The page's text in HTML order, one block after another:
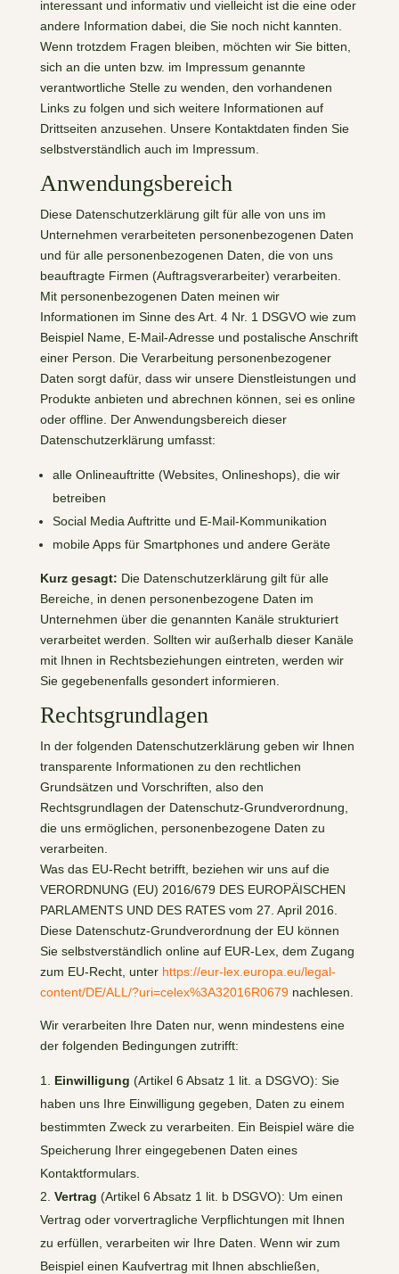
interessant und informativ und vielleicht ist die eine oder
andere Information dabei, die Sie noch nicht kannten.
Wenn trotzdem Fragen bleiben, möchten wir Sie bitten,
sich an die unten bzw. im Impressum genannte
verantwortliche Stelle zu wenden, den vorhandenen
Links zu folgen und sich weitere Informationen auf
Drittseiten anzusehen. Unsere Kontaktdaten finden Sie
selbstverständlich auch im Impressum.
Anwendungsbereich
Diese Datenschutzerklärung gilt für alle von uns im
Unternehmen verarbeiteten personenbezogenen Daten
und für alle personenbezogenen Daten, die von uns
beauftragte Firmen (Auftragsverarbeiter) verarbeiten.
Mit personenbezogenen Daten meinen wir
Informationen im Sinne des Art. 4 Nr. 1 DSGVO wie zum
Beispiel Name, E-Mail-Adresse und postalische Anschrift
einer Person. Die Verarbeitung personenbezogener
Daten sorgt dafür, dass wir unsere Dienstleistungen und
Produkte anbieten und abrechnen können, sei es online
oder offline. Der Anwendungsbereich dieser
Datenschutzerklärung umfasst:
alle Onlineauftritte (Websites, Onlineshops), die wir
betreiben
Social Media Auftritte und E-Mail-Kommunikation
mobile Apps für Smartphones und andere Geräte
Kurz gesagt: Die Datenschutzerklärung gilt für alle
Bereiche, in denen personenbezogene Daten im
Unternehmen über die genannten Kanäle strukturiert
verarbeitet werden. Sollten wir außerhalb dieser Kanäle
mit Ihnen in Rechtsbeziehungen eintreten, werden wir
Sie gegebenenfalls gesondert informieren.
Rechtsgrundlagen
In der folgenden Datenschutzerklärung geben wir Ihnen
transparente Informationen zu den rechtlichen
Grundsätzen und Vorschriften, also den
Rechtsgrundlagen der Datenschutz-Grundverordnung,
die uns ermöglichen, personenbezogene Daten zu
verarbeiten.
Was das EU-Recht betrifft, beziehen wir uns auf die
VERORDNUNG (EU) 2016/679 DES EUROPÄISCHEN
PARLAMENTS UND DES RATES vom 27. April 2016.
Diese Datenschutz-Grundverordnung der EU können
Sie selbstverständlich online auf EUR-Lex, dem Zugang
zum EU-Recht, unter https://eur-lex.europa.eu/legal-
content/DE/ALL/?uri=celex%3A32016R0679nachlesen.
Wir verarbeiten Ihre Daten nur, wenn mindestens eine
der folgenden Bedingungen zutrifft:
Einwilligung (Artikel 6 Absatz 1 lit. a DSGVO): Sie
haben uns Ihre Einwilligung gegeben, Daten zu einem
bestimmten Zweck zu verarbeiten. Ein Beispiel wäre die
Speicherung Ihrer eingegebenen Daten eines
Kontaktformulars.
Vertrag (Artikel 6 Absatz 1 lit. b DSGVO): Um einen
Vertrag oder vorvertragliche Verpflichtungen mit Ihnen
zu erfüllen, verarbeiten wir Ihre Daten. Wenn wir zum
Beispiel einen Kaufvertrag mit Ihnen abschließen,